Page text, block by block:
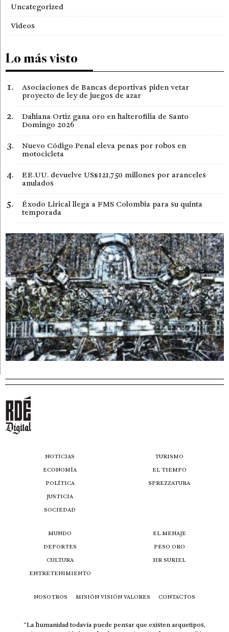
Uncategorized
Videos
Lo más visto
Asociaciones de Bancas deportivas piden vetar
proyecto de ley de juegos de azar
Dahiana Ortiz gana oro en halterofilia de Santo
Domingo 2026
Nuevo Código Penal eleva penas por robos en
motocicleta
EE.UU. devuelve US$121,750 millones por aranceles
anulados
Éxodo Lirical llega a FMS Colombia para su quinta
temporada
NOTICIAS
ECONOMÍA
POLÍTICA
JUSTICIA
SOCIEDAD
TURISMO
EL TIEMPO
SPREZZATURA
MUNDO
DEPORTES
CULTURA
ENTRETENIMIENTO
EL MENAJE
PESO ORO
HR SURIEL
NOSOTROS MISIÓN VISIÓN VALORES CONTACTOS
“La humanidad todavía puede pensar que existen arquetipos,